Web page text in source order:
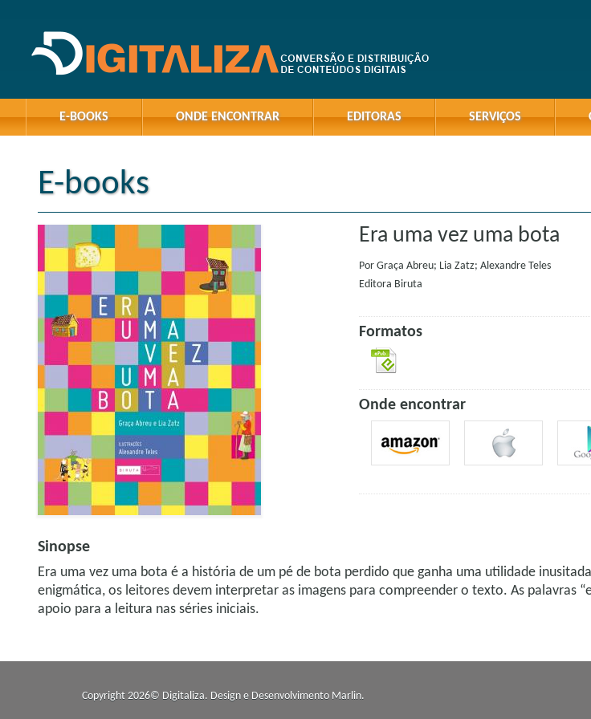
E-BOOKS ONDE ENCONTRAR EDITORAS SERVIÇOS
E-books
Era uma vez uma bota
Por Graça Abreu; Lia Zatz; Alexandre Teles
Editora Biruta
Formatos
Onde encontrar
Sinopse
Era uma vez uma bota é a história de um pé de bota perdido que ganha uma utilidade
enigmática, os leitores devem interpretar as imagens para compreender o texto. As palavras
apoio para a leitura nas séries iniciais.
Copyright 2026© Digitaliza. Design e Desenvolvimento Marlin.